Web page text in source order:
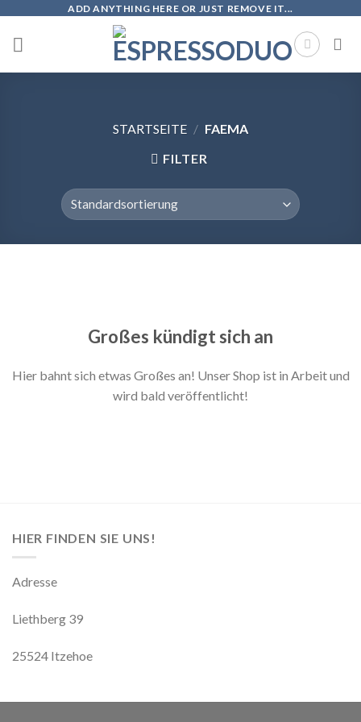
content
ADD ANYTHING HERE OR JUST REMOVE IT...
STARTSEITE / FAEMA
FILTER
Großes kündigt sich an
Hier bahnt sich etwas Großes an! Unser Shop ist in Arbeit und
wird bald veröffentlicht!
HIER FINDEN SIE UNS!
Adresse
Liethberg 39
25524 Itzehoe